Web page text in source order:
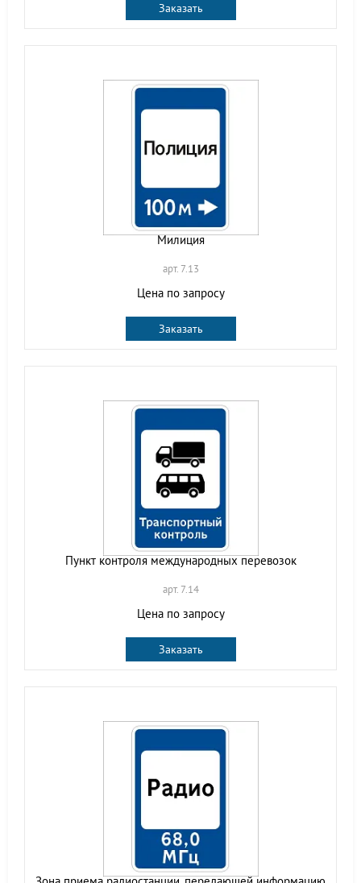
Заказать
Милиция
арт. 7.13
Цена по запросу
Заказать
Пункт контроля международных перевозок
арт. 7.14
Цена по запросу
Заказать